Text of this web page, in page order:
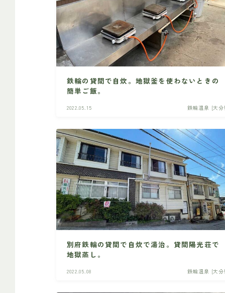
鉄輪の貸間で自炊。地獄釜を使わないときの
簡単ご飯。
2022.05.15 鉄輪温泉 [大
別府鉄輪の貸間で自炊で湯治。貸間陽光荘で
地獄蒸し。
2022.05.08 鉄輪温泉 [大